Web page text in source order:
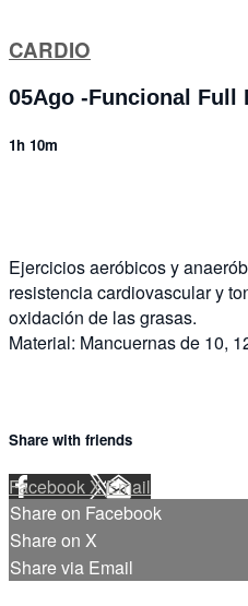
CARDIO
05Ago -Funcional Full
1h 10m
Ejercicios aeróbicos y
resistencia cardiovascular y
oxidación de las grasas.
Material: Mancuernas de 10,
Share with friends
FacebookXEmail
Share on Facebook
Share on X
Share via Email